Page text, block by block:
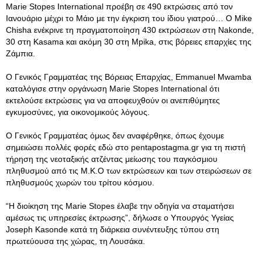
Marie Stopes International προέβη σε 490 εκτρώσεις από τον
Ιανουάριο μέχρι το Μάιο με την έγκριση του ίδιου γιατρού… Ο Mike
Chisha ενέκρινε τη πραγματοποίηση 430 εκτρώσεων στη Nakonde,
30 στη Kasama και ακόμη 30 στη Mpika, στις βόρειες επαρχίες της
Ζάμπια.
Ο Γενικός Γραμματέας της Βόρειας Επαρχίας, Emmanuel Mwamba
καταλόγισε στην οργάνωση Marie Stopes International ότι
εκτελούσε εκτρώσεις για να αποφευχθούν οι ανεπιθύμητες
εγκυμοσύνες, για οικονομικούς λόγους.
Ο Γενικός Γραμματέας όμως δεν αναφέρθηκε, όπως έχουμε
σημειώσει πολλές φορές εδώ στο pentapostagma.gr για τη πιστή
τήρηση της νεοταξικής ατζέντας μείωσης του παγκόσμιου
πληθυσμού από τις Μ.Κ.Ο των εκτρώσεων και των στειρώσεων σε
πληθυσμούς χωρών του τρίτου κόσμου.
“Η διοίκηση της Marie Stopes έλαβε την οδηγία να σταματήσει
αμέσως τις υπηρεσίες έκτρωσης”, δήλωσε ο Υπουργός Υγείας
Joseph Kasonde κατά τη διάρκεια συνέντευξης τύπου στη
πρωτεύουσα της χώρας, τη Λουσάκα.